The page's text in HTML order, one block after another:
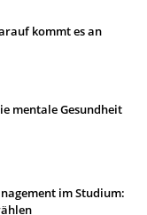
kommt es an
mentale Gesundheit
im Studium: